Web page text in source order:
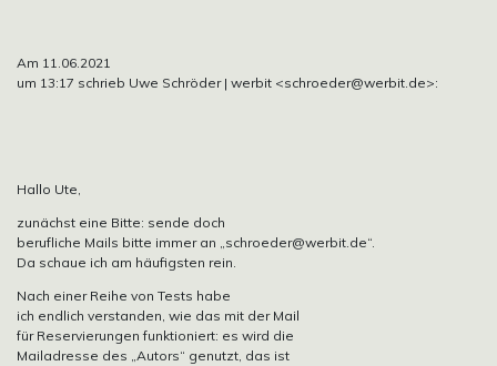
Am 11.06.2021
um 13:17 schrieb Uwe Schröder | werbit <schroeder@werbit.de>:
Hallo Ute,
zunächst eine Bitte: sende doch
berufliche Mails bitte immer an „schroeder@werbit.de“.
Da schaue ich am häufigsten rein.
Nach einer Reihe von Tests habe
ich endlich verstanden, wie das mit der Mail
für Reservierungen funktioniert: es wird die
Mailadresse des „Autors“ genutzt, das ist